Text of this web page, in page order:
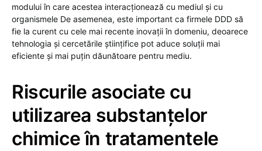
modului în care acestea interacționează cu mediul și cu
organismele De asemenea, este important ca firmele DDD să
fie la curent cu cele mai recente inovații în domeniu, deoarece
tehnologia și cercetările științifice pot aduce soluții mai
eficiente și mai puțin dăunătoare pentru mediu.
Riscurile asociate cu
utilizarea substanțelor
chimice în tratamentele